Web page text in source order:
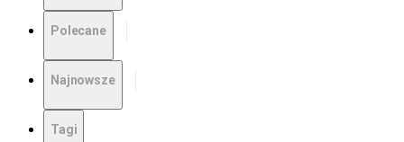
Polecane
Najnowsze
Tagi